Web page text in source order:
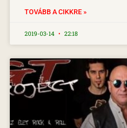
TOVÁBB A CIKKRE »
2019-03-14 22:18